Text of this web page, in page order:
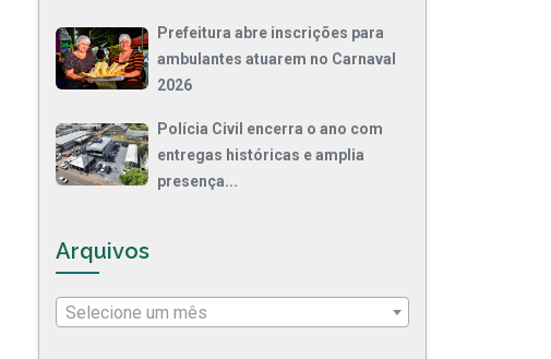
Prefeitura abre inscrições para
ambulantes atuarem no Carnaval
2026
Polícia Civil encerra o ano com
entregas históricas e amplia
presença...
Arquivos
Selecione um mês